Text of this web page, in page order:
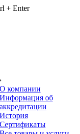
+ Enter
О компании
Информация об
аккредитации
История
Сертификаты